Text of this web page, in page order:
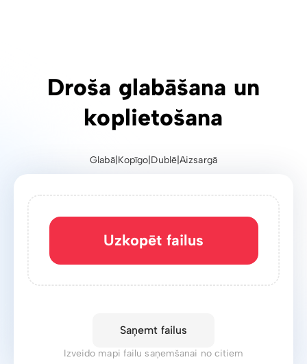
Droša glabāšana un
koplietošana
Glabā| Kopīgo Dublē|Aizsargā
Uzkopēt failus
Saņemt failus
Izveido mapi failu saņemšanai no citiem